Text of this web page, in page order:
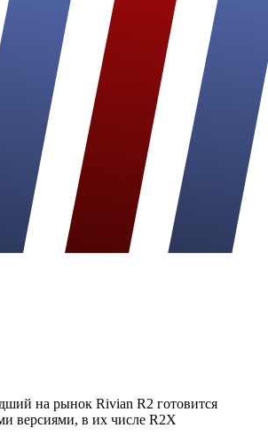
на рынок Rivian R2 готовится
версиями, в их числе R2X